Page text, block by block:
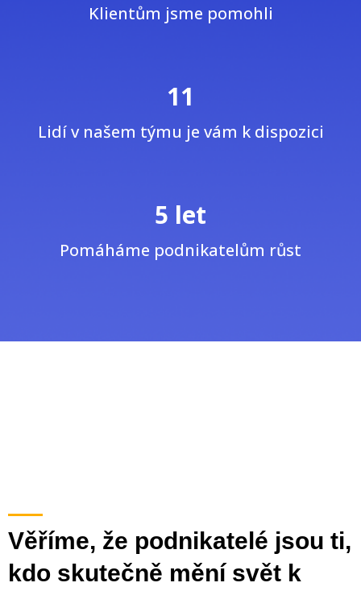
Klientům jsme pomohli
11
Lidí v našem týmu je vám k dispozici
5 let
Pomáháme podnikatelům růst
Věříme, že podnikatelé jsou ti,
kdo skutečně mění svět k